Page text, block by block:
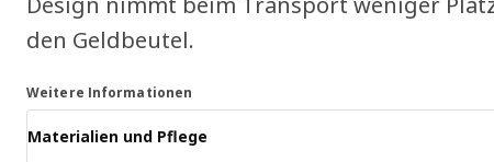
den Geldbeutel.
Weitere Informationen
Materialien und Pflege